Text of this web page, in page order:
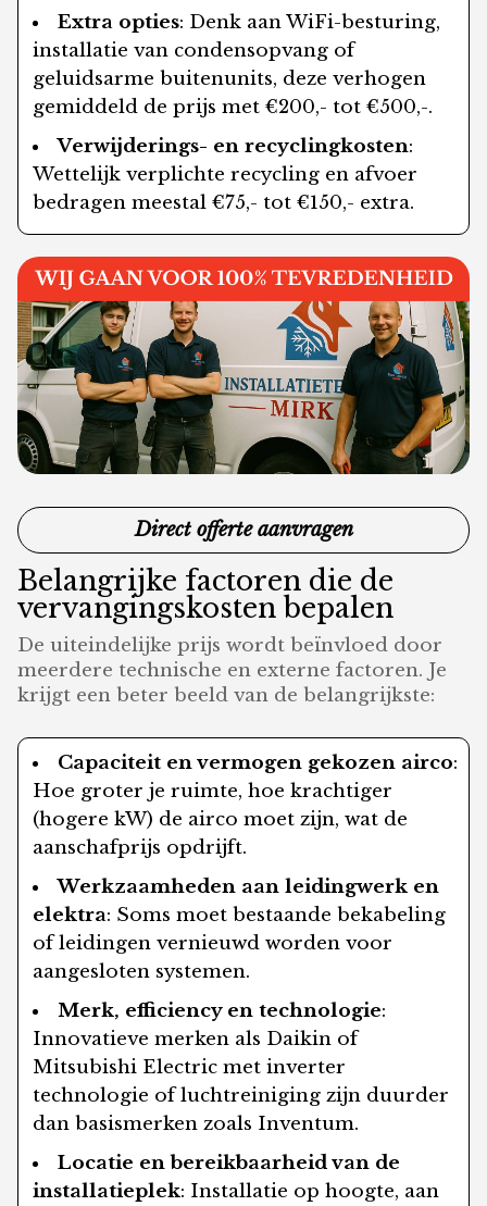
Extra opties: Denk aan WiFi-besturing,
installatie van condensopvang of
geluidsarme buitenunits, deze verhogen
gemiddeld de prijs met €200,- tot €500,-.
Verwijderings- en recyclingkosten:
Wettelijk verplichte recycling en afvoer
bedragen meestal €75,- tot €150,- extra.
Direct offerte aanvragen
Belangrijke factoren die de
vervangingskosten bepalen
De uiteindelijke prijs wordt beïnvloed door
meerdere technische en externe factoren. Je
krijgt een beter beeld van de belangrijkste:
Capaciteit en vermogen gekozen airco:
Hoe groter je ruimte, hoe krachtiger
(hogere kW) de airco moet zijn, wat de
aanschafprijs opdrijft.
Werkzaamheden aan leidingwerk en
elektra: Soms moet bestaande bekabeling
of leidingen vernieuwd worden voor
aangesloten systemen.
Merk, efficiency en technologie:
Innovatieve merken als Daikin of
Mitsubishi Electric met inverter
technologie of luchtreiniging zijn duurder
dan basismerken zoals Inventum.
Locatie en bereikbaarheid van de
installatieplek: Installatie op hoogte, aan